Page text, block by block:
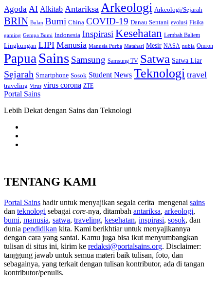
Agoda AI Alkitab Antariksa Arkeologi Arkeologi/Sejarah
BRIN Bulan Bumi China COVID-19 Danau Sentani evolusi Fisika
gaming Gempa Bumi Indonesia InspirasiKesehatan Lembah Baliem
Lingkungan LIPI Manusia Manusia Purba Matahari Mesir NASA nubia Omron
Papua Sains Samsung Samsung TV Satwa Satwa Liar
Sejarah Smartphone Sosok Student News Teknologi travel
traveling Virus virus corona ZTE
Portal Sains
Lebih Dekat dengan Sains dan Teknologi
TENTANG KAMI
Portal Sains hadir untuk menyajikan segala cerita mengenai sains
dan teknologi sebagai core-nya, ditambah antariksa, arkeologi,
bumi, manusia, satwa, traveling, kesehatan, inspirasi, sosok, dan
dunia pendidikan kita. Kami berikhtiar untuk menyajikannya
dengan cara yang santai. Kamu juga bisa ikut menyumbangkan
tulisan di situs ini, kirim ke redaksi@portalsains.org. Disclaimer:
tanggung jawab untuk semua materi baik tulisan, foto, dan
sebagainya, yang terkait dengan tulisan kontributor, ada di tangan
kontributor/penulis.